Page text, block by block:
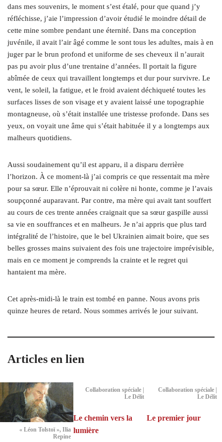
dans mes souvenirs, le moment s’est étalé, pour que quand j’y
réfléchisse, j’aie l’impression d’avoir étudié le moindre détail de
cette mine sombre pendant une éternité. Dans ma conception
juvénile, il avait l’air âgé comme le sont tous les adultes, mais à en
juger par le brun profond et uniforme de ses cheveux il n’aurait
pas pu avoir plus d’une trentaine d’années. Il portait la figure
abîmée de ceux qui travaillent longtemps et dur pour survivre. Le
vent, le soleil, la fatigue, et le froid avaient déchiqueté toutes les
surfaces lisses de son visage et y avaient laissé une topographie
montagneuse, où s’était installée une tristesse profonde. Dans ses
yeux, on voyait une âme qui s’était habituée il y a longtemps aux
malheurs quotidiens.
Aussi soudainement qu’il est apparu, il a disparu derrière
l’horizon. À ce moment-là j’ai compris ce que ressentait ma mère
pour sa sœur. Elle n’éprouvait ni colère ni honte, comme je l’avais
soupçonné auparavant. Par contre, ma mère qui avait tant souffert
au cours de ces trente années craignait que sa sœur gaspille aussi
sa vie en souffrances et en malheurs. Je n’ai appris que plus tard
intégralité de l’histoire, que le bel Ukrainien aimait boire, que ses
belles grosses mains suivaient des fois une trajectoire imprévisible,
mais en ce moment je comprends la crainte et le regret qui
hantaient ma mère.
Cet après-midi-là le train est tombé en panne. Nous avons pris
quinze heures de retard. Nous sommes arrivés le jour suivant.
Articles en lien
« Léon Tolstoï », Ilia
Repine
Collaboration spéciale |
Le Délit
Le chemin vers la
lumière
Collaboration spéciale |
Le Délit
Le premier jour